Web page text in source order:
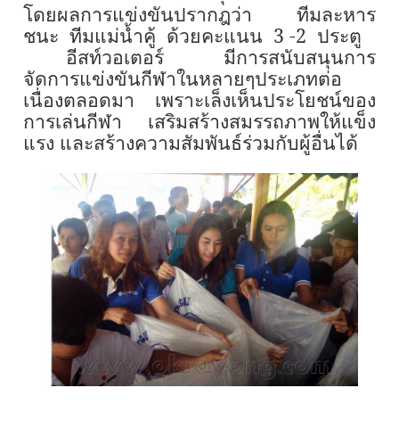
โดยผลการแข่งขันปรากฎว่า ทีมละหาร
ชนะ ทีมแม่น้ำคู้ ด้วยคะแนน 3 -2 ประตู
อีสท์วอเตอร์ มีการสนับสนุนการ
จัดการแข่งขันกีฬาในหลายๆประเภทต่อ
เนื่องตลอดมา เพราะเล็งเห็นประโยชน์ของ
การเล่นกีฬา เสริมสร้างสมรรถภาพให้แข็ง
แรง และสร้างความสัมพันธ์ร่วมกับผู้อื่นได้